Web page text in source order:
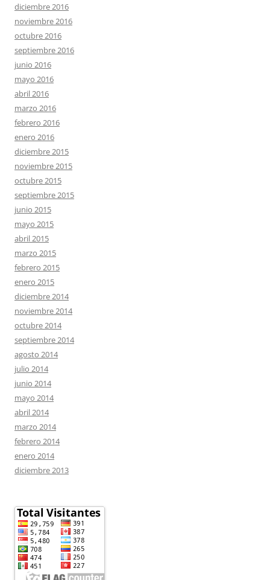
diciembre 2016
noviembre 2016
octubre 2016
septiembre 2016
junio 2016
mayo 2016
abril 2016
marzo 2016
febrero 2016
enero 2016
diciembre 2015
noviembre 2015
octubre 2015
septiembre 2015
junio 2015
mayo 2015
abril 2015
marzo 2015
febrero 2015
enero 2015
diciembre 2014
noviembre 2014
octubre 2014
septiembre 2014
agosto 2014
julio 2014
junio 2014
mayo 2014
abril 2014
marzo 2014
febrero 2014
enero 2014
diciembre 2013